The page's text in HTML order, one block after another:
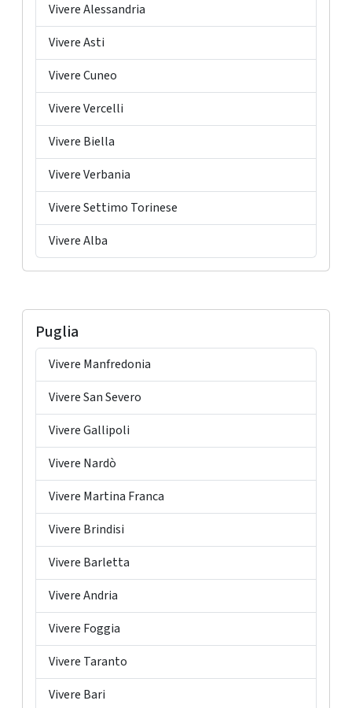
Vivere Alessandria
Vivere Asti
Vivere Cuneo
Vivere Vercelli
Vivere Biella
Vivere Verbania
Vivere Settimo Torinese
Vivere Alba
Puglia
Vivere Manfredonia
Vivere San Severo
Vivere Gallipoli
Vivere Nardò
Vivere Martina Franca
Vivere Brindisi
Vivere Barletta
Vivere Andria
Vivere Foggia
Vivere Taranto
Vivere Bari